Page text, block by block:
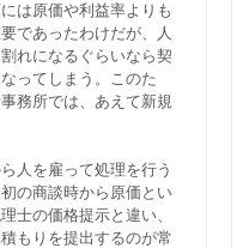
は原価や利益率よりも
であったわけだが、人
れになるぐらいなら契
ってしまう。このた
務所では、あえて新規
人を雇って処理を行う
の商談時から原価とい
士の価格提示と違い、
もりを提出するのが常